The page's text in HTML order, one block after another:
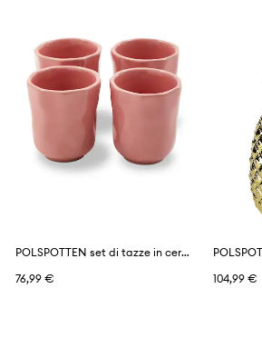
POLSPOTTEN set di tazze in ceramica
76,99 €
104,99 €